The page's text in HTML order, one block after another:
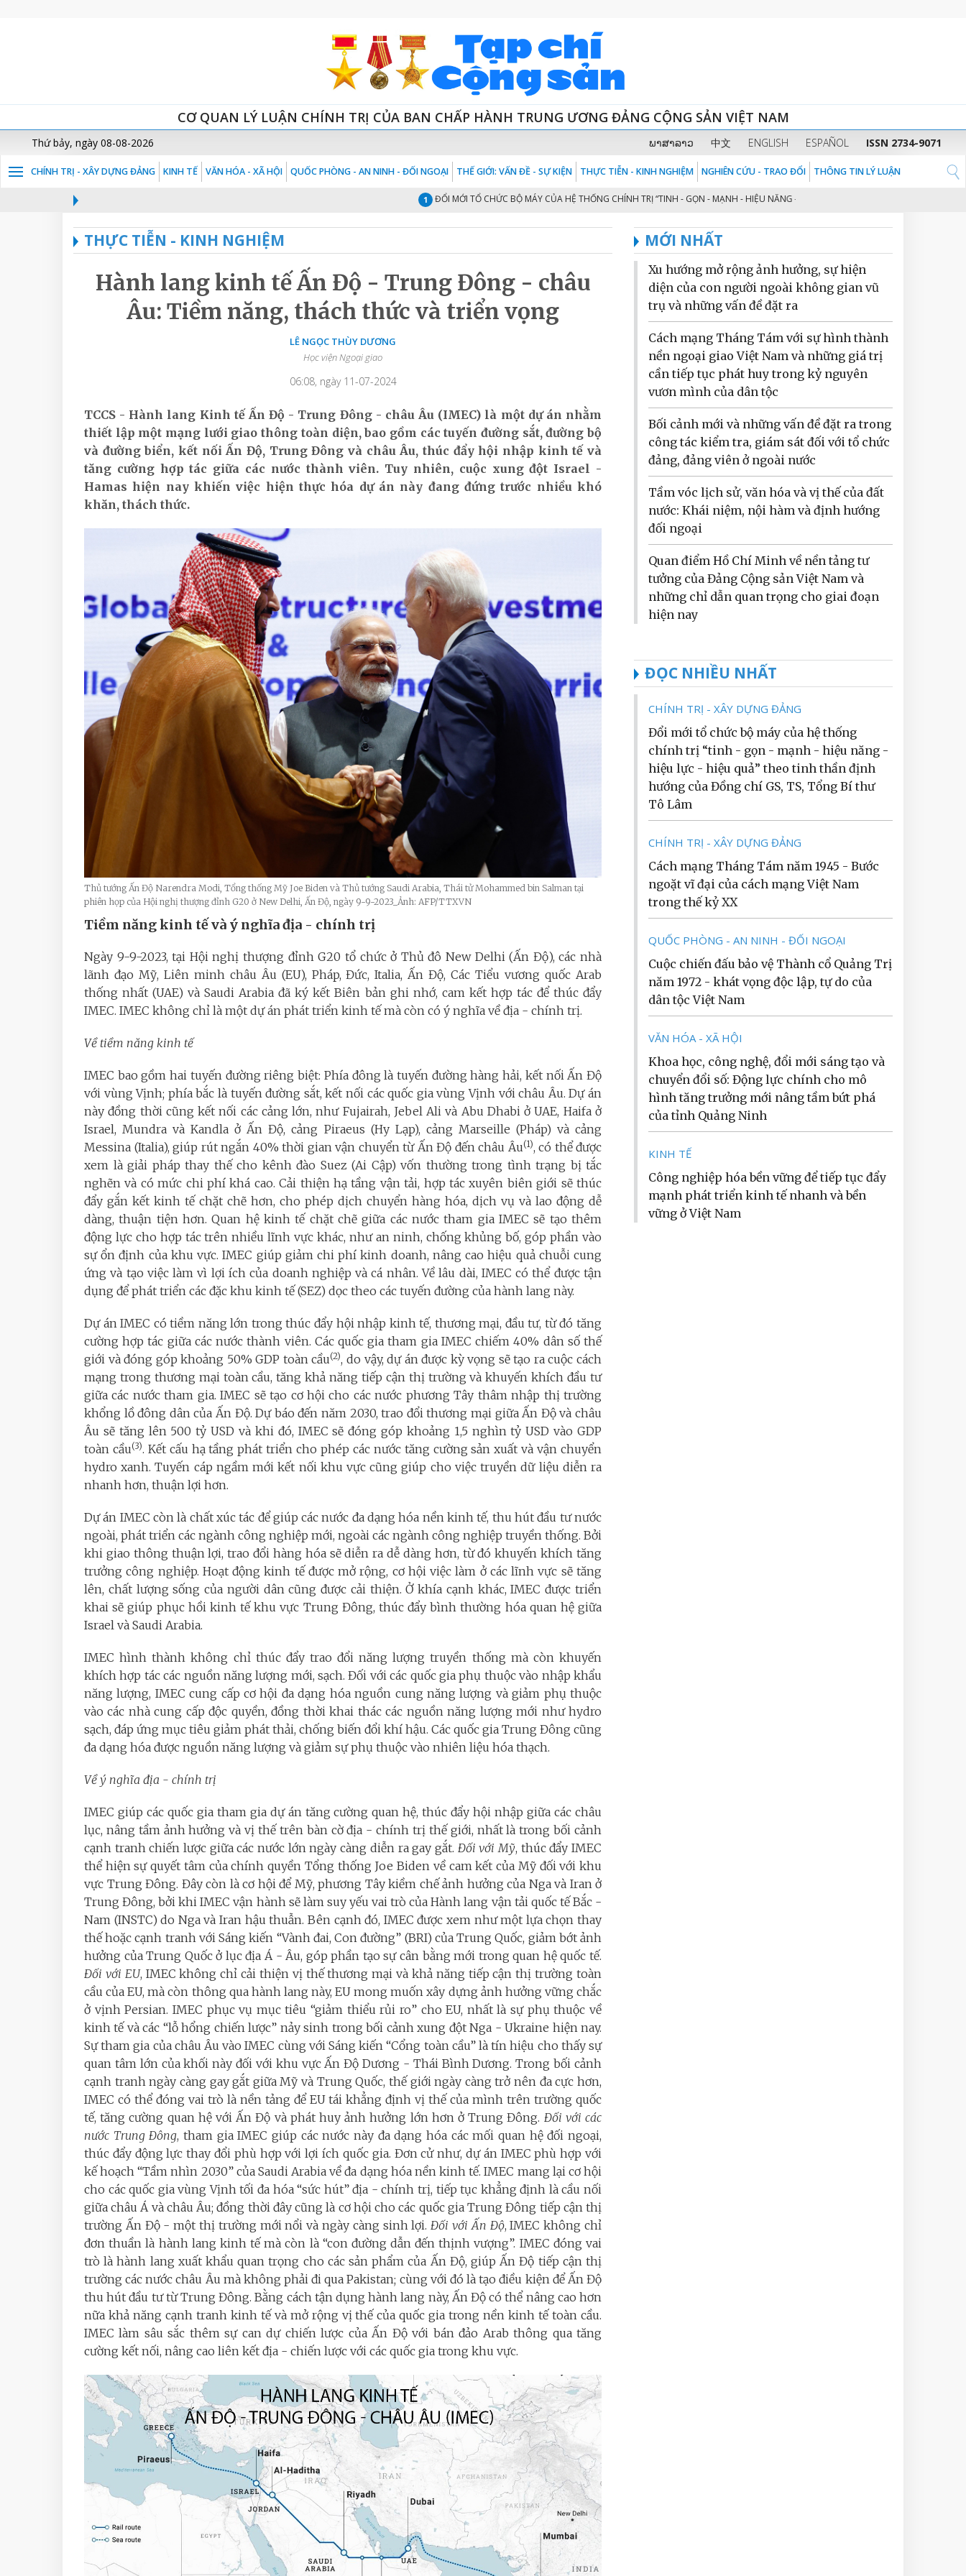
CƠ QUAN LÝ LUẬN CHÍNH TRỊ CỦA BAN CHẤP HÀNH TRUNG ƯƠNG ĐẢNG CỘNG SẢN VIỆT NAM
Thứ bảy, ngày 08-08-2026 ພາສາລາວ 中文 ENGLISH ESPAÑOL ISSN 2734-9071
CHÍNH TRỊ - XÂY DỰNG ĐẢNG KINH TẾ VĂN HÓA - XÃ HỘI QUỐC PHÒNG - AN NINH - ĐỐI NGOẠI THẾ GIỚI: VẤN ĐỀ - SỰ KIỆN THỰC TIỄN - KINH NGHIỆM NGHIÊN CỨU - TRAO ĐỔI THÔNG TIN LÝ LUẬN
ĐỔI MỚI TỔ CHỨC BỘ MÁY CỦA HỆ THỐNG CHÍNH TRỊ “TINH - GỌN - MẠNH - HIỆU NĂNG - HIỆU LỰC - HIỆU QUẢ” THEO TINH THẦN ĐỊNH
THỰC TIỄN - KINH NGHIỆM
Hành lang kinh tế Ấn Độ - Trung Đông - châu
Âu: Tiềm năng, thách thức và triển vọng
LÊ NGỌC THÙY DƯƠNG
Học viện Ngoại giao
06:08, ngày 11-07-2024
TCCS - Hành lang Kinh tế Ấn Độ - Trung Đông - châu Âu (IMEC) là một dự án nhằm
thiết lập một mạng lưới giao thông toàn diện, bao gồm các tuyến đường sắt, đường bộ
và đường biển, kết nối Ấn Độ, Trung Đông và châu Âu, thúc đẩy hội nhập kinh tế và
tăng cường hợp tác giữa các nước thành viên. Tuy nhiên, cuộc xung đột Israel -
Hamas hiện nay khiến việc hiện thực hóa dự án này đang đứng trước nhiều khó
khăn, thách thức.
Thủ tướng Ấn Độ Narendra Modi, Tổng thống Mỹ Joe Biden và Thủ tướng Saudi Arabia, Thái tử Mohammed bin Salman tại
phiên họp của Hội nghị thượng đỉnh G20 ở New Delhi, Ấn Độ, ngày 9-9-2023_Ảnh: AFP/TTXVN
Tiềm năng kinh tế và ý nghĩa địa - chính trị
Ngày 9-9-2023, tại Hội nghị thượng đỉnh G20 tổ chức ở Thủ đô New Delhi (Ấn Độ), các nhà
lãnh đạo Mỹ, Liên minh châu Âu (EU), Pháp, Đức, Italia, Ấn Độ, Các Tiểu vương quốc Arab
thống nhất (UAE) và Saudi Arabia đã ký kết Biên bản ghi nhớ, cam kết hợp tác để thúc đẩy
IMEC. IMEC không chỉ là một dự án phát triển kinh tế mà còn có ý nghĩa về địa - chính trị.
Về tiềm năng kinh tế
IMEC bao gồm hai tuyến đường riêng biệt: Phía đông là tuyến đường hàng hải, kết nối Ấn Độ
với vùng Vịnh; phía bắc là tuyến đường sắt, kết nối các quốc gia vùng Vịnh với châu Âu. Dự án
này đồng thời cũng kết nối các cảng lớn, như Fujairah, Jebel Ali và Abu Dhabi ở UAE, Haifa ở
Israel, Mundra và Kandla ở Ấn Độ, cảng Piraeus (Hy Lạp), cảng Marseille (Pháp) và cảng
Messina (Italia), giúp rút ngắn 40% thời gian vận chuyển từ Ấn Độ đến châu Âu(1), có thể được
xem là giải pháp thay thế cho kênh đào Suez (Ai Cập) vốn thường trong tình trạng bị tắc
nghẽn và có mức chi phí khá cao. Cải thiện hạ tầng vận tải, hợp tác xuyên biên giới sẽ thúc
đẩy gắn kết kinh tế chặt chẽ hơn, cho phép dịch chuyển hàng hóa, dịch vụ và lao động dễ
dàng, thuận tiện hơn. Quan hệ kinh tế chặt chẽ giữa các nước tham gia IMEC sẽ tạo thêm
động lực cho hợp tác trên nhiều lĩnh vực khác, như an ninh, chống khủng bố, góp phần vào
sự ổn định của khu vực. IMEC giúp giảm chi phí kinh doanh, nâng cao hiệu quả chuỗi cung
ứng và tạo việc làm vì lợi ích của doanh nghiệp và cá nhân. Về lâu dài, IMEC có thể được tận
dụng để phát triển các đặc khu kinh tế (SEZ) dọc theo các tuyến đường của hành lang này.
Dự án IMEC có tiềm năng lớn trong thúc đẩy hội nhập kinh tế, thương mại, đầu tư, từ đó tăng
cường hợp tác giữa các nước thành viên. Các quốc gia tham gia IMEC chiếm 40% dân số thế
giới và đóng góp khoảng 50% GDP toàn cầu(2), do vậy, dự án được kỳ vọng sẽ tạo ra cuộc cách
mạng trong thương mại toàn cầu, tăng khả năng tiếp cận thị trường và khuyến khích đầu tư
giữa các nước tham gia. IMEC sẽ tạo cơ hội cho các nước phương Tây thâm nhập thị trường
khổng lồ đông dân của Ấn Độ. Dự báo đến năm 2030, trao đổi thương mại giữa Ấn Độ và châu
Âu sẽ tăng lên 500 tỷ USD và khi đó, IMEC sẽ đóng góp khoảng 1,5 nghìn tỷ USD vào GDP
toàn cầu(3). Kết cấu hạ tầng phát triển cho phép các nước tăng cường sản xuất và vận chuyển
hydro xanh. Tuyến cáp ngầm mới kết nối khu vực cũng giúp cho việc truyền dữ liệu diễn ra
nhanh hơn, thuận lợi hơn.
Dự án IMEC còn là chất xúc tác để giúp các nước đa dạng hóa nền kinh tế, thu hút đầu tư nước
ngoài, phát triển các ngành công nghiệp mới, ngoài các ngành công nghiệp truyền thống. Bởi
khi giao thông thuận lợi, trao đổi hàng hóa sẽ diễn ra dễ dàng hơn, từ đó khuyến khích tăng
trưởng công nghiệp. Hoạt động kinh tế được mở rộng, cơ hội việc làm ở các lĩnh vực sẽ tăng
lên, chất lượng sống của người dân cũng được cải thiện. Ở khía cạnh khác, IMEC được triển
khai sẽ giúp phục hồi kinh tế khu vực Trung Đông, thúc đẩy bình thường hóa quan hệ giữa
Israel và Saudi Arabia.
IMEC hình thành không chỉ thúc đẩy trao đổi năng lượng truyền thống mà còn khuyến
khích hợp tác các nguồn năng lượng mới, sạch. Đối với các quốc gia phụ thuộc vào nhập khẩu
năng lượng, IMEC cung cấp cơ hội đa dạng hóa nguồn cung năng lượng và giảm phụ thuộc
vào các nhà cung cấp độc quyền, đồng thời khai thác các nguồn năng lượng mới như hydro
sạch, đáp ứng mục tiêu giảm phát thải, chống biến đổi khí hậu. Các quốc gia Trung Đông cũng
đa dạng hóa được nguồn năng lượng và giảm sự phụ thuộc vào nhiên liệu hóa thạch.
Về ý nghĩa địa - chính trị
IMEC giúp các quốc gia tham gia dự án tăng cường quan hệ, thúc đẩy hội nhập giữa các châu
lục, nâng tầm ảnh hưởng và vị thế trên bàn cờ địa - chính trị thế giới, nhất là trong bối cảnh
cạnh tranh chiến lược giữa các nước lớn ngày càng diễn ra gay gắt. Đối với Mỹ, thúc đẩy IMEC
thể hiện sự quyết tâm của chính quyền Tổng thống Joe Biden về cam kết của Mỹ đối với khu
vực Trung Đông. Đây còn là cơ hội để Mỹ, phương Tây kiềm chế ảnh hưởng của Nga và Iran ở
Trung Đông, bởi khi IMEC vận hành sẽ làm suy yếu vai trò của Hành lang vận tải quốc tế Bắc -
Nam (INSTC) do Nga và Iran hậu thuẫn. Bên cạnh đó, IMEC được xem như một lựa chọn thay
thế hoặc cạnh tranh với Sáng kiến “Vành đai, Con đường” (BRI) của Trung Quốc, giảm bớt ảnh
hưởng của Trung Quốc ở lục địa Á - Âu, góp phần tạo sự cân bằng mới trong quan hệ quốc tế.
Đối với EU, IMEC không chỉ cải thiện vị thế thương mại và khả năng tiếp cận thị trường toàn
cầu của EU, mà còn thông qua hành lang này, EU mong muốn xây dựng ảnh hưởng vững chắc
ở vịnh Persian. IMEC phục vụ mục tiêu “giảm thiểu rủi ro” cho EU, nhất là sự phụ thuộc về
kinh tế và các “lỗ hổng chiến lược” nảy sinh trong bối cảnh xung đột Nga - Ukraine hiện nay.
Sự tham gia của châu Âu vào IMEC cùng với Sáng kiến ​​“Cổng toàn cầu” là tín hiệu cho thấy sự
quan tâm lớn của khối này đối với khu vực Ấn Độ Dương - Thái Bình Dương. Trong bối cảnh
cạnh tranh ngày càng gay gắt giữa Mỹ và Trung Quốc, thế giới ngày càng trở nên đa cực hơn,
IMEC có thể đóng vai trò là nền tảng để EU tái khẳng định vị thế của mình trên trường quốc
tế, tăng cường quan hệ với Ấn Độ và phát huy ảnh hưởng lớn hơn ở Trung Đông. Đối với các
nước Trung Đông, tham gia IMEC giúp các nước này đa dạng hóa các mối quan hệ đối ngoại,
thúc đẩy động lực thay đổi phù hợp với lợi ích quốc gia. Đơn cử như, dự án IMEC phù hợp với
kế hoạch “Tầm nhìn 2030” của Saudi Arabia về đa dạng hóa nền kinh tế. IMEC mang lại cơ hội
cho các quốc gia vùng Vịnh tối đa hóa “sức hút” địa - chính trị, tiếp tục khẳng định là cầu nối
giữa châu Á và châu Âu; đồng thời đây cũng là cơ hội cho các quốc gia Trung Đông tiếp cận thị
trường Ấn Độ - một thị trường mới nổi và ngày càng sinh lợi.Đối với Ấn Độ, IMEC không chỉ
đơn thuần là hành lang kinh tế mà còn là “con đường dẫn đến thịnh vượng”. IMEC đóng vai
trò là hành lang xuất khẩu quan trọng cho các sản phẩm của Ấn Độ, giúp Ấn Độ tiếp cận thị
trường các nước châu Âu mà không phải đi qua Pakistan; cùng với đó là tạo điều kiện để Ấn Độ
thu hút đầu tư từ Trung Đông. Bằng cách tận dụng hành lang này, Ấn Độ có thể nâng cao hơn
nữa khả năng cạnh tranh kinh tế và mở rộng vị thế của quốc gia trong nền kinh tế toàn cầu.
IMEC làm sâu sắc thêm sự can dự chiến lược của Ấn Độ với bán đảo Arab thông qua tăng
cường kết nối, nâng cao liên kết địa - chiến lược với các quốc gia trong khu vực.
MỚI NHẤT
Xu hướng mở rộng ảnh hưởng, sự hiện
diện của con người ngoài không gian vũ
trụ và những vấn đề đặt ra
Cách mạng Tháng Tám với sự hình thành
nền ngoại giao Việt Nam và những giá trị
cần tiếp tục phát huy trong kỷ nguyên
vươn mình của dân tộc
Bối cảnh mới và những vấn đề đặt ra trong
công tác kiểm tra, giám sát đối với tổ chức
đảng, đảng viên ở ngoài nước
Tầm vóc lịch sử, văn hóa và vị thế của đất
nước: Khái niệm, nội hàm và định hướng
đối ngoại
Quan điểm Hồ Chí Minh về nền tảng tư
tưởng của Đảng Cộng sản Việt Nam và
những chỉ dẫn quan trọng cho giai đoạn
hiện nay
ĐỌC NHIỀU NHẤT
CHÍNH TRỊ - XÂY DỰNG ĐẢNG
Đổi mới tổ chức bộ máy của hệ thống
chính trị “tinh - gọn - mạnh - hiệu năng -
hiệu lực - hiệu quả” theo tinh thần định
hướng của Đồng chí GS, TS, Tổng Bí thư
Tô Lâm
CHÍNH TRỊ - XÂY DỰNG ĐẢNG
Cách mạng Tháng Tám năm 1945 - Bước
ngoặt vĩ đại của cách mạng Việt Nam
trong thế kỷ XX
QUỐC PHÒNG - AN NINH - ĐỐI NGOẠI
Cuộc chiến đấu bảo vệ Thành cổ Quảng Trị
năm 1972 - khát vọng độc lập, tự do của
dân tộc Việt Nam
VĂN HÓA - XÃ HỘI
Khoa học, công nghệ, đổi mới sáng tạo và
chuyển đổi số: Động lực chính cho mô
hình tăng trưởng mới nâng tầm bứt phá
của tỉnh Quảng Ninh
KINH TẾ
Công nghiệp hóa bền vững để tiếp tục đẩy
mạnh phát triển kinh tế nhanh và bền
vững ở Việt Nam